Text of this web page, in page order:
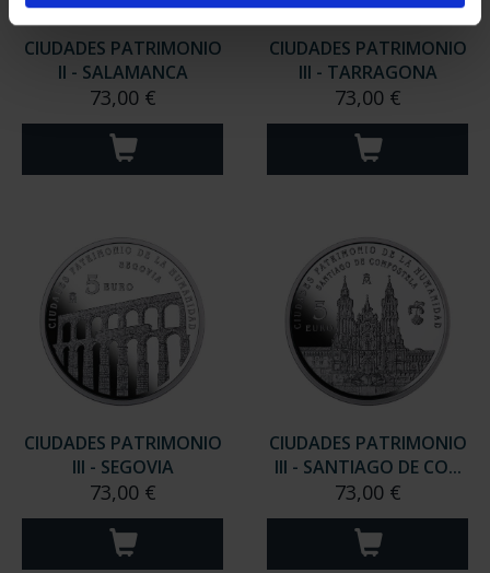
CIUDADES PATRIMONIO
II - SALAMANCA
73,00 €
CIUDADES PATRIMONIO
III - TARRAGONA
73,00 €
CIUDADES PATRIMONIO
III - SEGOVIA
73,00 €
CIUDADES PATRIMONIO
III - SANTIAGO DE CO...
73,00 €